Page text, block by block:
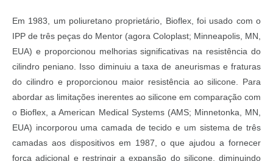
Em 1983, um poliuretano proprietário, Bioflex, foi usado com o
IPP de três peças do Mentor (agora Coloplast; Minneapolis, MN,
EUA) e proporcionou melhorias significativas na resistência do
cilindro peniano. Isso diminuiu a taxa de aneurismas e fraturas
do cilindro e proporcionou maior resistência ao silicone. Para
abordar as limitações inerentes ao silicone em comparação com
o Bioflex, a American Medical Systems (AMS; Minnetonka, MN,
EUA) incorporou uma camada de tecido e um sistema de três
camadas aos dispositivos em 1987, o que ajudou a fornecer
força adicional e restringir a expansão do silicone, diminuindo